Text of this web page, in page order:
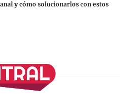
y cómo solucionarlos con estos